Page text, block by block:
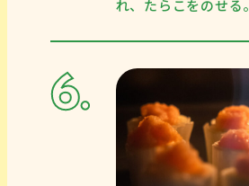
れ、たらこをのせる。